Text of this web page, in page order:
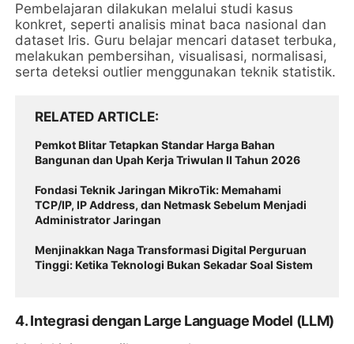
Pembelajaran dilakukan melalui studi kasus
konkret, seperti analisis minat baca nasional dan
dataset Iris. Guru belajar mencari dataset terbuka,
melakukan pembersihan, visualisasi, normalisasi,
serta deteksi outlier menggunakan teknik statistik.
RELATED ARTICLE
Pemkot Blitar Tetapkan Standar Harga Bahan
Bangunan dan Upah Kerja Triwulan II Tahun 2026
Fondasi Teknik Jaringan MikroTik: Memahami
TCP/IP, IP Address, dan Netmask Sebelum Menjadi
Administrator Jaringan
Menjinakkan Naga Transformasi Digital Perguruan
Tinggi: Ketika Teknologi Bukan Sekadar Soal Sistem
4.Integrasi dengan Large Language Model (LLM)